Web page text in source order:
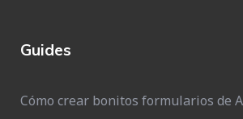
Guides
Cómo crear bonitos formularios de